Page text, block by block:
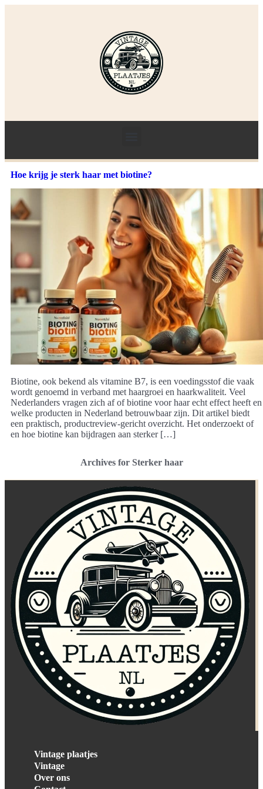
Hoe krijg je sterk haar met biotine?
Biotine, ook bekend als vitamine B7, is een voedingsstof die vaak
wordt genoemd in verband met haargroei en haarkwaliteit. Veel
Nederlanders vragen zich af of biotine voor haar echt effect heeft en
welke producten in Nederland betrouwbaar zijn. Dit artikel biedt
een praktisch, productreview-gericht overzicht. Het onderzoekt of
en hoe biotine kan bijdragen aan sterker […]
Archives for Sterker haar
Vintage plaatjes
Vintage
Over ons